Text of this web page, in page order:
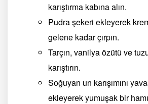
karıştırma kabına alın.
Pudra şekeri ekleyerek
gelene kadar çırpın.
Tarçın, vanilya özütü ve
karıştırın.
Soğuyan un karışımını
ekleyerek yumuşak bir